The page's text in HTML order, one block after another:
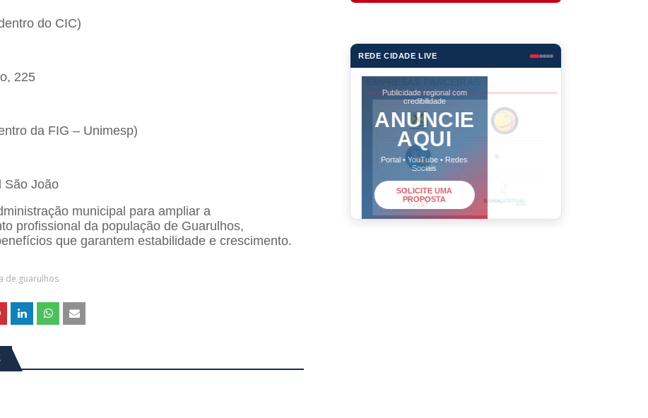
do CIC)
225
da FIG – Unimesp)
São João
municipal para ampliar a
profissional da população de Guarulhos,
que garantem estabilidade e crescimento.
de guarulhos
REDE CIDADE LIVE
Publicidade regional com
credibilidade
ANUNCIE
AQUI
Portal • YouTube • Redes
Sociais
SOLICITE UMA
PROPOSTA